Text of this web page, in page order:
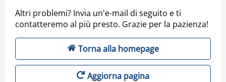
Altri problemi? Invia un'e-mail di seguito e ti
contatteremo al più presto. Grazie per la pazienza!
Torna alla homepage
Aggiorna pagina